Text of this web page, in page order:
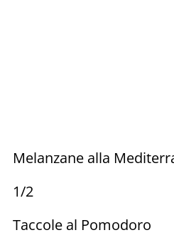
Melanzane alla
1/2
Taccole al Pomodoro